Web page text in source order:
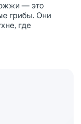
— это
грибы. Они
где